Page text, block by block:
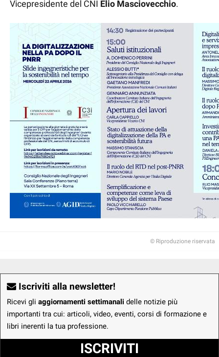
Vicepresidente del CNI Elio Masciovecchio.
© Riproduzione riservata
Iscriviti alla newsletter!
Ricevi gli aggiornamenti settimanali delle notizie più
importanti tra cui: articoli, video, eventi, corsi di formazione e
libri inerenti la tua professione.
ISCRIVITI